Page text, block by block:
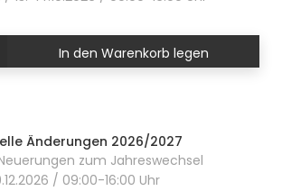
In den Warenkorb legen
Änderungen 2026/2027
zum Jahreswechsel
/ 09:00-16:00 Uhr